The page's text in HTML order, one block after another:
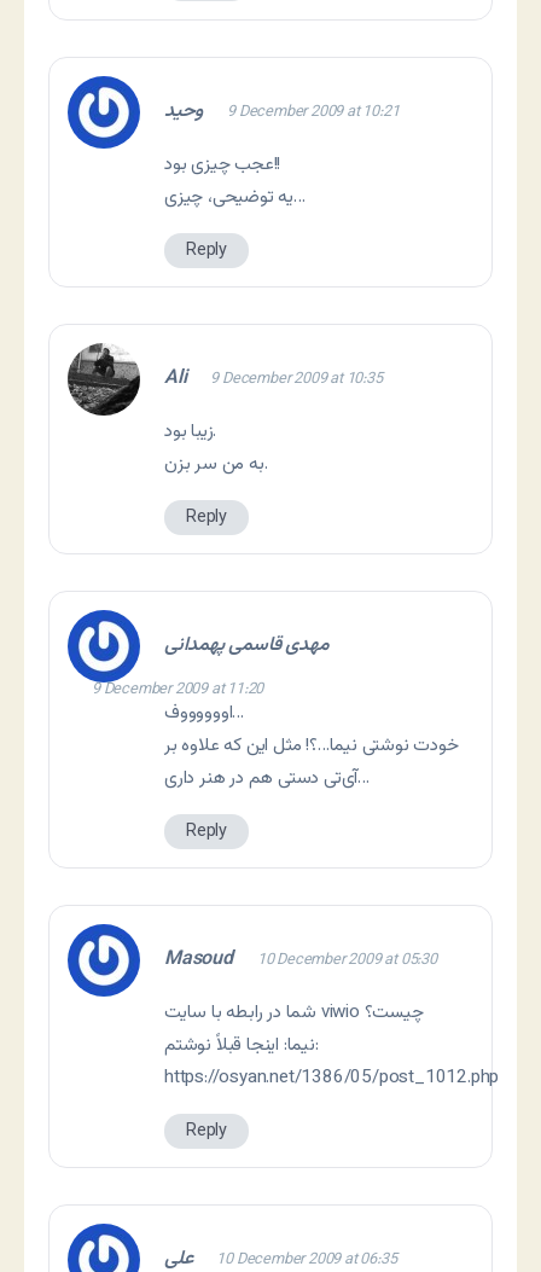
وحید 9 December 2009 at 10:21
عجب چیزی بود!!
یه توضیحی، چیزی…
Reply
Ali 9 December 2009 at 10:35
زیبا بود.
به من سر بزن.
Reply
مهدی قاسمی پهمدانی
9 December 2009 at 11:20
اووووووف…
خودت نوشتی نیما…؟! مثل این که علاوه بر
آی‌تی دستی هم در هنر داری…
Reply
Masoud 10 December 2009 at 05:30
شما در رابطه با سایت viwio چیست؟
نیما: اینجا قبلاً نوشتم:
https://osyan.net/1386/05/post_1012.php
Reply
علی 10 December 2009 at 06:35